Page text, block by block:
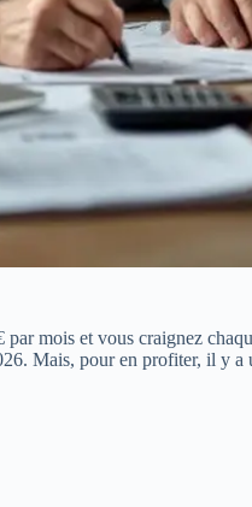
mois et vous craignez
Mais, pour en profiter, il y